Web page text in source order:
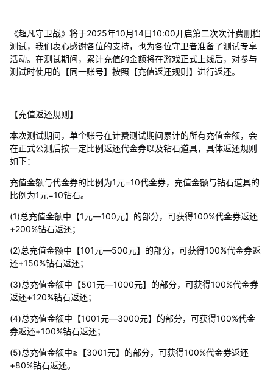
《超凡守卫战》将于2025年10月14日10:00开启第二次次计费删档
测试，我们衷心感谢各位的支持，也为各位守卫者准备了测试专享
活动。在测试期间，累计充值的金额将在游戏正式上线后，对参与
测试时使用的【同一账号】按照【充值返还规则】进行返还。
【充值返还规则】
本次测试期间，单个账号在计费测试期间累计的所有充值金额，会
在正式公测后按一定比例返还代金券以及钻石道具，具体返还规则
如下：
充值金额与代金券的比例为1元=10代金券，充值金额与钻石道具的
比例为1元=10钻石。
(1)总充值金额中【1元—100元】的部分，可获得100%代金券返还
+200%钻石返还；
(2)总充值金额中【101元—500元】的部分，可获得100%代金券返
还+150%钻石返还；
(3)总充值金额中【501元—1000元】的部分，可获得100%代金券
返还+120%钻石返还；
(4)总充值金额中【1001元—3000元】的部分，可获得100%代金
券返还+100%钻石返还；
(5)总充值金额中≥【3001元】的部分，可获得100%代金券返还
+80%钻石返还。